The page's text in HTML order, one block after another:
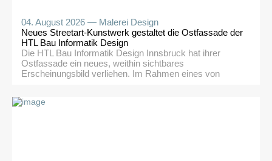
04. August 2026 — Malerei Design
Neues Streetart-Kunstwerk gestaltet die Ostfassade der
HTL Bau Informatik Design
Die HTL Bau Informatik Design Innsbruck hat ihrer
Ostfassade ein neues, weithin sichtbares
Erscheinungsbild verliehen. Im Rahmen eines von
großformatiges Wandbild, das die Abteilungen der